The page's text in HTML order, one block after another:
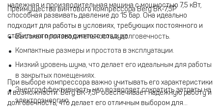
надежная и производительная машина с мощностью 7,5 кВт,
способная развивать давление до 15 бар. Она идеально
подходит для работы в условиях, требующих постоянного и
стабильного потока сжатого воздуха.
Преимущества винтового компрессора Berg ВК-7,5Р
Высокая производительность и долговечность.
Компактные размеры и простота в эксплуатации.
Низкий уровень шума, что делает его идеальным для работы
в закрытых помещениях.
Энергоэффективность, что позволяет сократить затраты на
электроэнергию.
При выборе компрессора важно учитывать его характеристики
и возможности. Berg ВК-7,5Р обеспечивает надежную работу и
долговечность, что делает его отличным выбором для